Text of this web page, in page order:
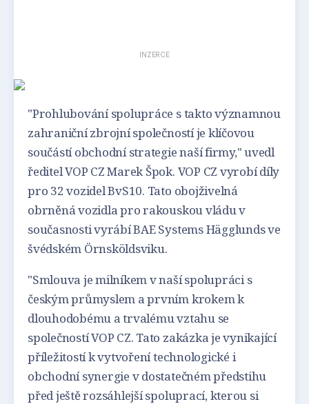
INZERCE
"Prohlubování spolupráce s takto významnou
zahraniční zbrojní společností je klíčovou
součástí obchodní strategie naší firmy," uvedl
ředitel VOP CZ Marek Špok. VOP CZ vyrobí díly
pro 32 vozidel BvS10. Tato obojživelná
obrněná vozidla pro rakouskou vládu v
současnosti vyrábí BAE Systems Hägglunds ve
švédském Örnsköldsviku.
"Smlouva je milníkem v naší spolupráci s
českým průmyslem a prvním krokem k
dlouhodobému a trvalému vztahu se
společností VOP CZ. Tato zakázka je vynikající
příležitostí k vytvoření technologické i
obchodní synergie v dostatečném předstihu
před ještě rozsáhlejší spoluprací, kterou si